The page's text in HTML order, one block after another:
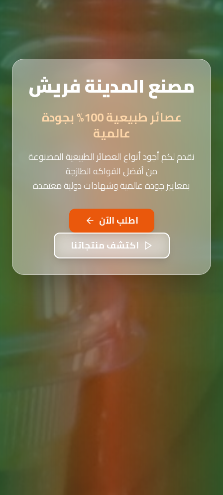
مصنع المدينة فريش
عصائر طبيعية 100% بجودة
عالمية
نقدم لكم أجود أنواع العصائر الطبيعية المصنوعة
من أفضل الفواكه الطازجة
بمعايير جودة عالمية وشهادات دولية معتمدة
اطلب الآن
اكتشف منتجاتنا